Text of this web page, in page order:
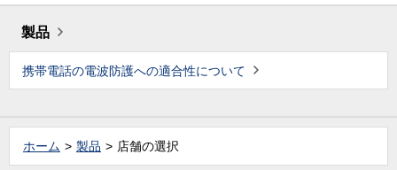
製品
携帯電話の電波防護への適合性について
ホーム 製品 店舗の選択